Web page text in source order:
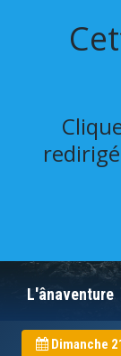
L'ânaventure
Dimanche